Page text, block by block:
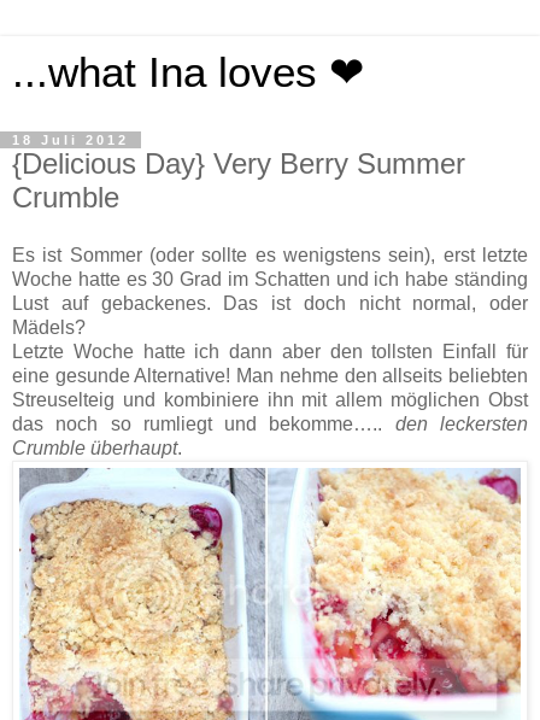
...what Ina loves ❤
18 Juli 2012
{Delicious Day} Very Berry Summer
Crumble
Es ist Sommer (oder sollte es wenigstens sein), erst letzte
Woche hatte es 30 Grad im Schatten und ich habe ständing
Lust auf gebackenes. Das ist doch nicht normal, oder
Mädels?
Letzte Woche hatte ich dann aber den tollsten Einfall für
eine gesunde Alternative! Man nehme den allseits beliebten
Streuselteig und kombiniere ihn mit allem möglichen Obst
das noch so rumliegt und bekomme….. den leckersten
Crumble überhaupt.